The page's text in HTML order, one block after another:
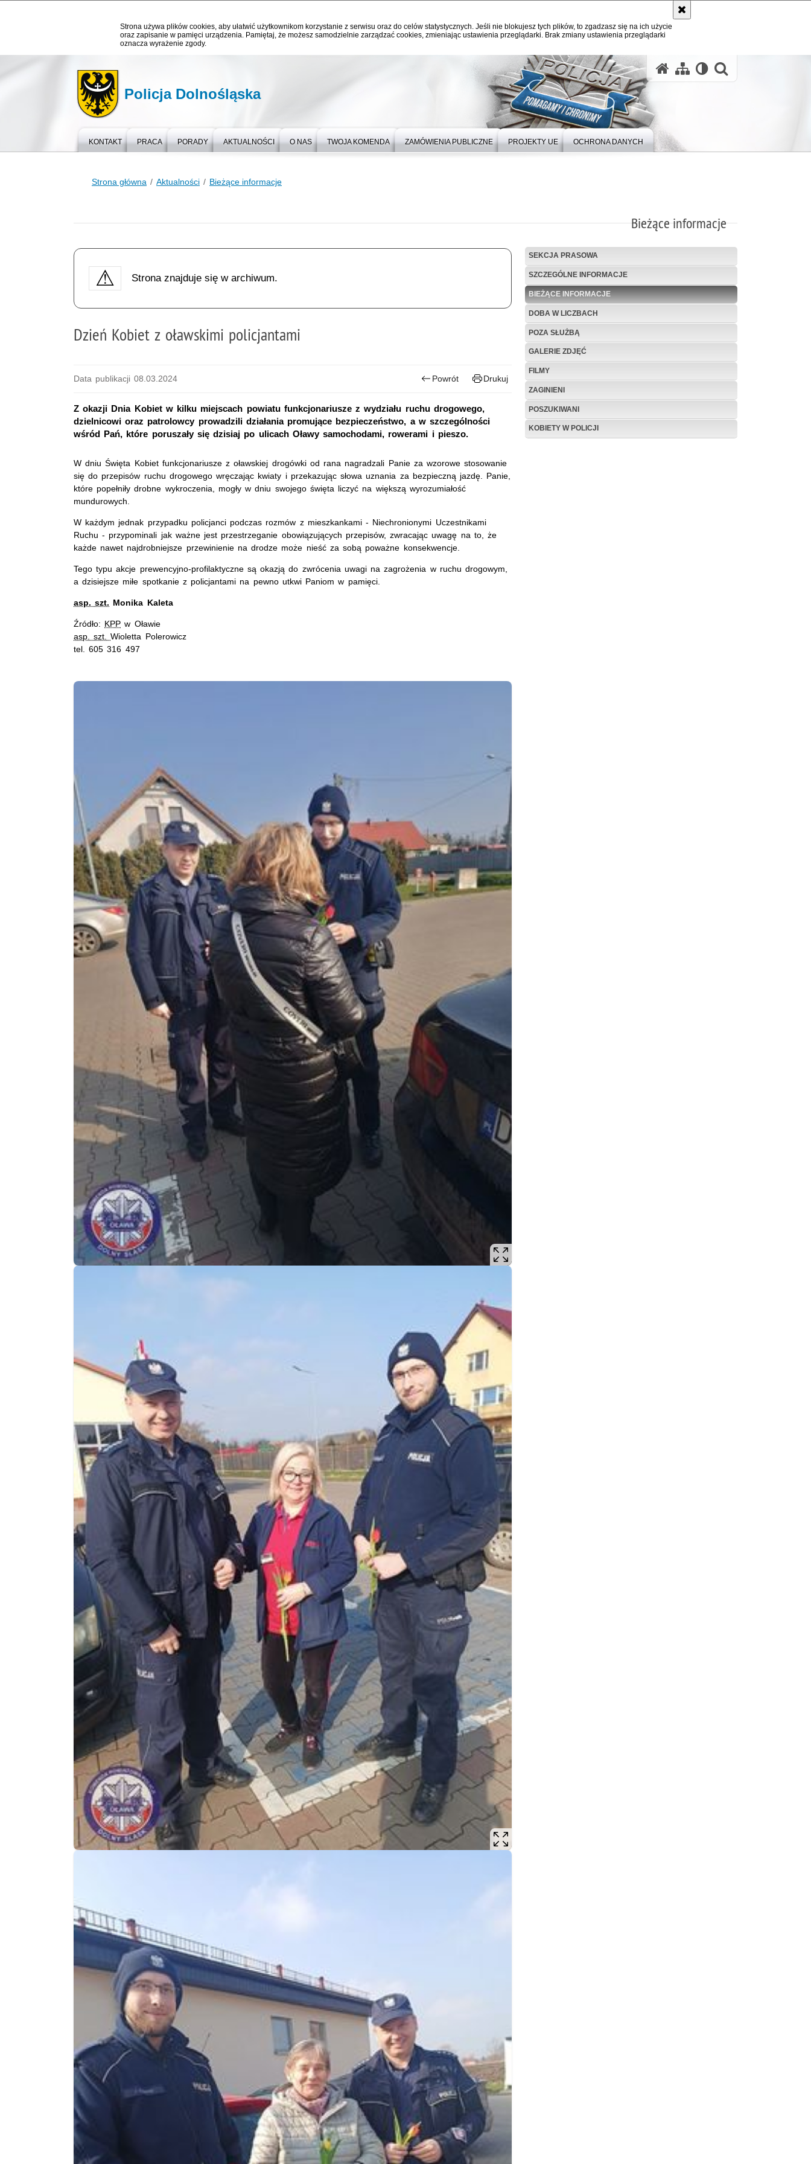
Strona używa plików cookies, aby ułatwić użytkownikom korzystanie z serwisu oraz do celów statystycznych. Jeśli nie blokujesz tych plików, to zgadzasz się na ich użycie
oraz zapisanie w pamięci urządzenia. Pamiętaj, że możesz samodzielnie zarządzać cookies, zmieniając ustawienia przeglądarki. Brak zmiany ustawienia przeglądarki
oznacza wyrażenie zgody.
Policja Dolnośląska
KONTAKT PRACA PORADY AKTUALNOŚCI O NAS TWOJA KOMENDA ZAMÓWIENIA PUBLICZNE PROJEKTY UE OCHRONA DANYCH
Strona główna Aktualności Bieżące informacje
Bieżące informacje
Strona znajduje się w archiwum.
Dzień Kobiet z oławskimi policjantami
Data publikacji 08.03.2024 Powrót Drukuj
Z okazji Dnia Kobiet w kilku miejscach powiatu funkcjonariusze z wydziału ruchu drogowego,
dzielnicowi oraz patrolowcy prowadzili działania promujące bezpieczeństwo, a w szczególności
wśród Pań, które poruszały się dzisiaj po ulicach Oławy samochodami, rowerami i pieszo.
W dniu Święta Kobiet funkcjonariusze z oławskiej drogówki od rana nagradzali Panie za wzorowe stosowanie
się do przepisów ruchu drogowego wręczając kwiaty i przekazując słowa uznania za bezpieczną jazdę. Panie,
które popełniły drobne wykroczenia, mogły w dniu swojego święta liczyć na większą wyrozumiałość
mundurowych.
W każdym jednak przypadku policjanci podczas rozmów z mieszkankami - Niechronionymi Uczestnikami
Ruchu - przypominali jak ważne jest przestrzeganie obowiązujących przepisów, zwracając uwagę na to, że
każde nawet najdrobniejsze przewinienie na drodze może nieść za sobą poważne konsekwencje.
Tego typu akcje prewencyjno-profilaktyczne są okazją do zwrócenia uwagi na zagrożenia w ruchu drogowym,
a dzisiejsze miłe spotkanie z policjantami na pewno utkwi Paniom w pamięci.
asp. szt. Monika Kaleta
Źródło: KPP w Oławie
asp. szt.Wioletta Polerowicz
tel. 605 316 497
SEKCJA PRASOWA
SZCZEGÓLNE INFORMACJE
BIEŻĄCE INFORMACJE
DOBA W LICZBACH
POZA SŁUŻBĄ
GALERIE ZDJĘĆ
FILMY
ZAGINIENI
POSZUKIWANI
KOBIETY W POLICJI